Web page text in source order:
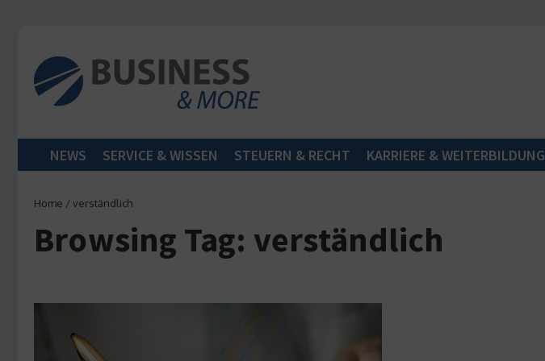
NEWS SERVICE & WISSEN STEUERN & RECHT KARRIERE & WEITERBILDUNG
Home / verständlich
Browsing Tag: verständlich